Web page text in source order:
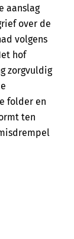
aanslag
over de
volgens
hof
zorgvuldig
folder en
ten